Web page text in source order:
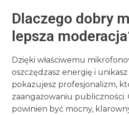
Dlaczego dobry
lepsza
Dzięki właściwemu
oszczędzasz energię i
pokazujesz profesjonalizm,
zaangażowaniu publiczności.
powinien być mocny,